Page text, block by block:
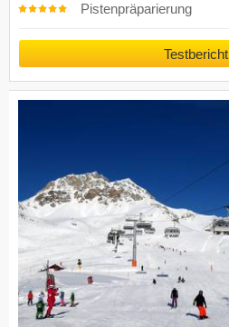
Pistenpräparierung
Testbericht